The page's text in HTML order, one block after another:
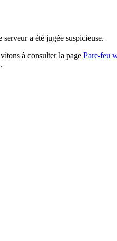
a été jugée suspicieuse.
à consulter la page Pare-feu